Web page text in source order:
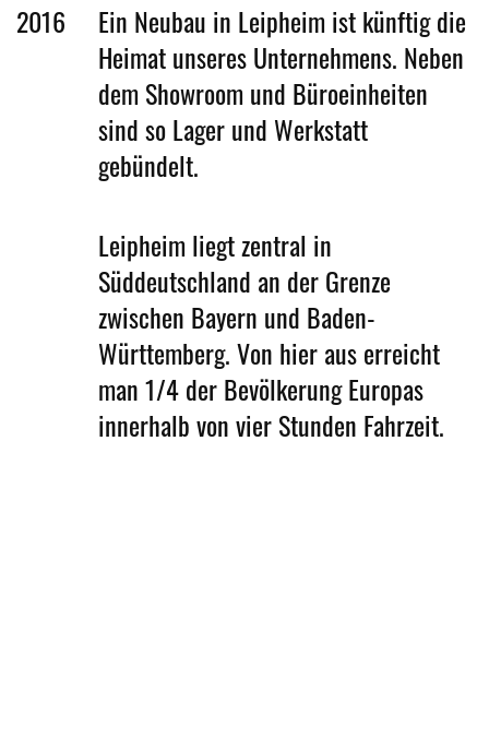
2016
Ein Neubau in Leipheim ist künftig die
Heimat unseres Unternehmens. Neben
dem Showroom und Büroeinheiten
sind so Lager und Werkstatt
gebündelt.
Leipheim liegt zentral in
Süddeutschland an der Grenze
zwischen Bayern und Baden-
Württemberg. Von hier aus erreicht
man 1/4 der Bevölkerung Europas
innerhalb von vier Stunden Fahrzeit.